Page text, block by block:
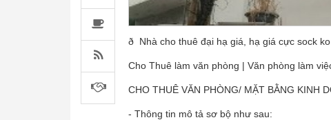
ð Nhà cho thuê đại hạ giá, hạ giá cực sock
Cho Thuê làm văn phòng | Văn phòng làm
CHO THUÊ VĂN PHÒNG/ MẶT BẰNG KINH
- Thông tin mô tả sơ bộ như sau: